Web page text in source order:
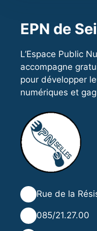
EPN de
L’Espace Public
accompagne
pour développer
numériques et
Rue de la
085/21.27.00